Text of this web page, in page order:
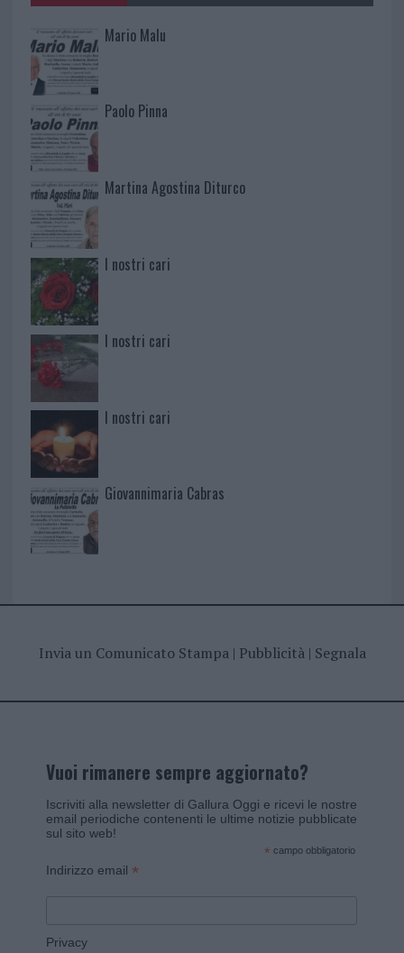
Mario Malu
Paolo Pinna
Martina Agostina Diturco
I nostri cari
I nostri cari
I nostri cari
Giovannimaria Cabras
Invia un Comunicato Stampa| Pubblicità| Segnala
Vuoi rimanere sempre aggiornato?
Iscriviti alla newsletter di Gallura Oggi e ricevi le nostre
email periodiche contenenti le ultime notizie pubblicate
sul sito web!
* campo obbligatorio
Indirizzo email *
Privacy